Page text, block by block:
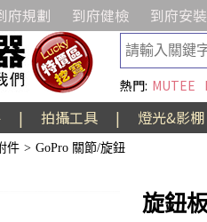
府規劃 到府健檢 到府安裝
熱門: MUTEE
| 拍攝工具 | 燈光&影棚
件 > GoPro 關節/旋鈕
旋鈕